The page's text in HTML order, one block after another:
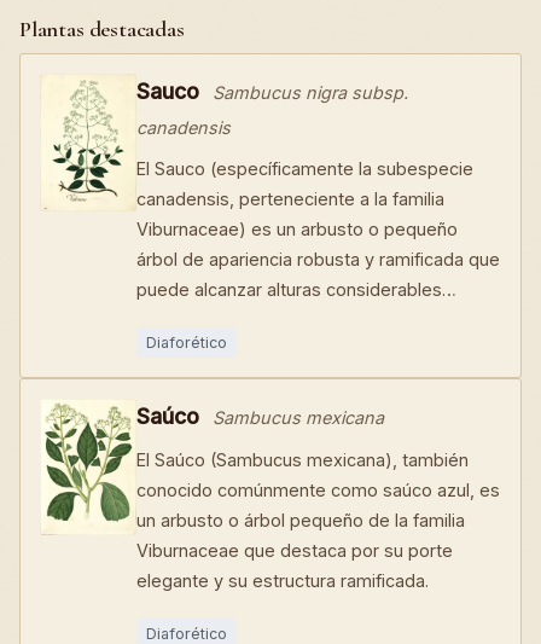
Plantas destacadas
Sauco
Sambucus nigra subsp.
canadensis
El Sauco (específicamente la subespecie
canadensis, perteneciente a la familia
Viburnaceae) es un arbusto o pequeño
árbol de apariencia robusta y ramificada que
puede alcanzar alturas considerables…
Diaforético
Saúco Sambucus mexicana
El Saúco (Sambucus mexicana), también
conocido comúnmente como saúco azul, es
un arbusto o árbol pequeño de la familia
Viburnaceae que destaca por su porte
elegante y su estructura ramificada.
Diaforético